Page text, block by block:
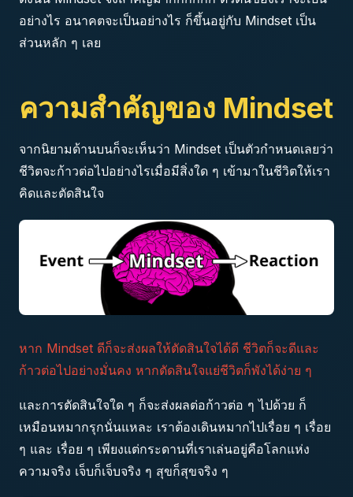
อย่างไร อนาคตจะเป็นอย่างไร ก็ขึ้นอยู่กับ Mindset เป็น
ส่วนหลัก ๆ เลย
ความสำคัญของ Mindset
จากนิยามด้านบนก็จะเห็นว่า Mindset เป็นตัวกำหนดเลยว่า
ชีวิตจะก้าวต่อไปอย่างไรเมื่อมีสิ่งใด ๆ เข้ามาในชีวิตให้เรา
คิดและตัดสินใจ
หาก Mindset ดีก็จะส่งผลให้ตัดสินใจได้ดี ชีวิตก็จะดีและ
ก้าวต่อไปอย่างมั่นคง หากตัดสินใจแย่ชีวิตก็พังได้ง่าย ๆ
และการตัดสินใจใด ๆ ก็จะส่งผลต่อก้าวต่อ ๆ ไปด้วย ก็
เหมือนหมากรุกนั่นแหละ เราต้องเดินหมากไปเรื่อย ๆ เรื่อย
ๆ และ เรื่อย ๆ เพียงแต่กระดานที่เราเล่นอยู่คือโลกแห่ง
ความจริง เจ็บก็เจ็บจริง ๆ สุขก็สุขจริง ๆ